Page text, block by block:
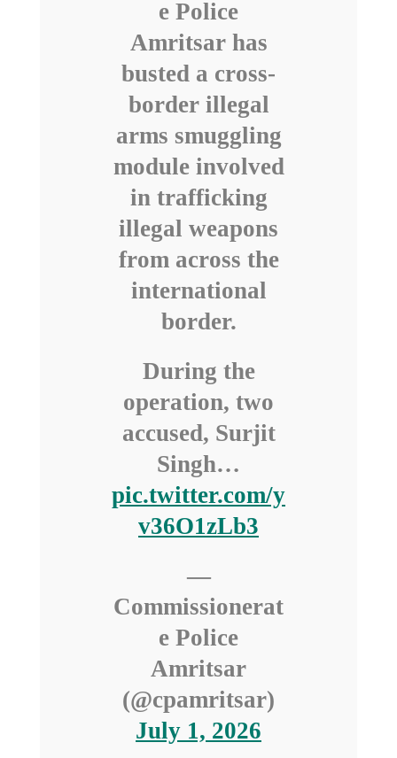
e Police
Amritsar has
busted a cross-
border illegal
arms smuggling
module involved
in trafficking
illegal weapons
from across the
international
border.
During the
operation, two
accused, Surjit
Singh…
pic.twitter.com/y
v36O1zLb3
—
Commissionerat
e Police
Amritsar
(@cpamritsar)
July 1, 2026